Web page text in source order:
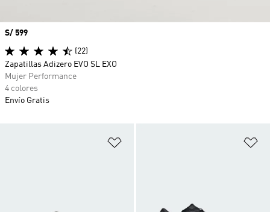
Precio
S/ 599
(22)
Zapatillas Adizero EVO SL EXO
Mujer Performance
4 colores
Envío Gratis